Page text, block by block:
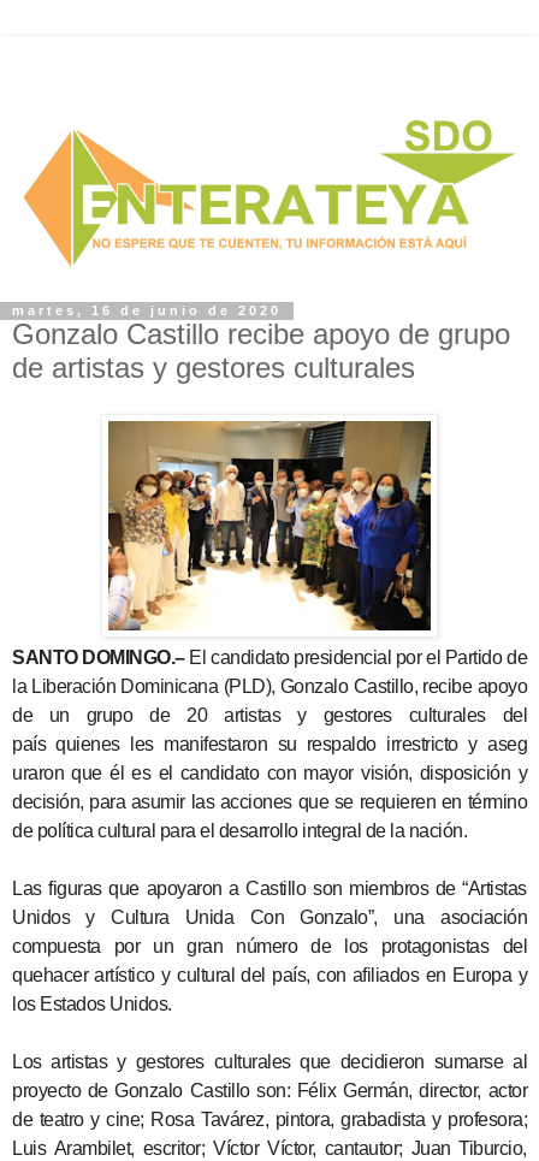
martes, 16 de junio de 2020
Gonzalo Castillo recibe apoyo de grupo
de artistas y gestores culturales
SANTO DOMINGO.–El candidato presidencial por el Partido de
la Liberación Dominicana (PLD), Gonzalo Castillo, recibe apoyo
de un grupo de 20 artistas y gestores culturales del
país quienes les manifestaron su respaldo irrestricto y aseg
uraron que él es el candidato con mayor visión, disposición y
decisión, para asumir las acciones que se requieren en término
de política cultural para el desarrollo integral de la nación.
Las figuras que apoyaron a Castillo son miembros de “Artistas
Unidos y Cultura Unida Con Gonzalo”, una asociación
compuesta por un gran número de los protagonistas del
quehacer artístico y cultural del país, con afiliados en Europa y
los Estados Unidos.
Los artistas y gestores culturales que decidieron sumarse al
proyecto de Gonzalo Castillo son: Félix Germán, director, actor
de teatro y cine; Rosa Tavárez, pintora, grabadista y profesora;
Luis Arambilet, escritor; Víctor Víctor, cantautor; Juan Tiburcio,